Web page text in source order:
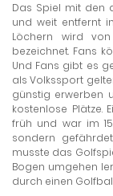
Das Spiel mit den
und weit entfernt
Löchern wird
bezeichnet. Fans
Und Fans gibt es
als Volkssport
günstig erwerben
kostenlose Plätze.
früh und war im
sondern
musste das
Bogen umgehen
durch einen